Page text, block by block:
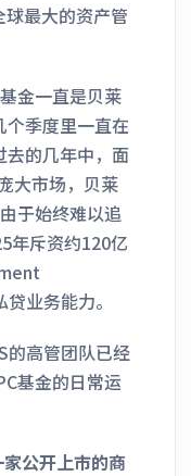
最大的资产管
金一直是贝莱
季度里一直在
去的几年中，面
大市场，贝莱
于始终难以追
年斥资约120亿
业务能力。
的高管团队已经
基金的日常运
公开上市的商